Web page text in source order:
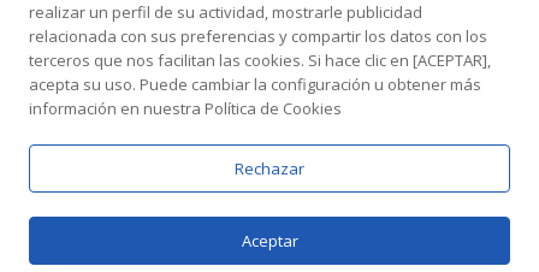
ZAMAKONA YARDS
ISLAS CANARIAS
CIA. Trasatlántica Española, s/n.
Dársena Exterior. Puerto de Las Palmas.
ESPAÑA
Fax: +34 928 461 233
realizar un perfil de su actividad, mostrarle publicidad
relacionada con sus preferencias y compartir los datos con los
terceros que nos facilitan las cookies. Si hace clic en [ACEPTAR],
acepta su uso. Puede cambiar la configuración u obtener más
información en nuestra Política de Cookies
Rechazar
Aceptar